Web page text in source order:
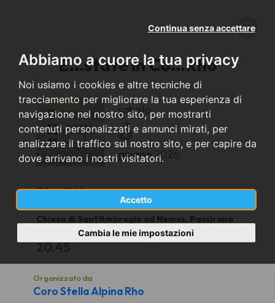
Abbiamo a cuore la tua privacy
Noi usiamo i cookies e altre tecniche di
tracciamento per migliorare la tua esperienza di
navigazione nel nostro sito, per mostrarti
contenuti personalizzati e annunci mirati, per
analizzare il traffico sul nostro sito, e per capire da
dove arrivano i nostri visitatori.
Accetto
Continua senza accettare
Cambia le mie impostazioni
E...state in Co...Rho
sabato
6
giugno 2026
Rho (MI)
Chiesa di Sant'Ambrogio ad Nemus, Passirana
20.45
Organizzato da
Coro Stella Alpina Rho